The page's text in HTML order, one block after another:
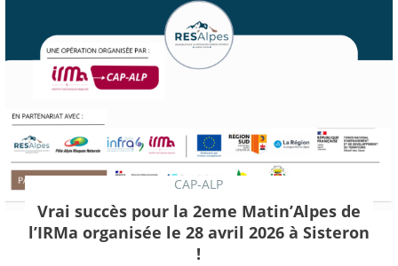
CAP-ALP
Vrai succès pour la 2eme Matin’Alpes de
l’IRMa organisée le 28 avril 2026 à Sisteron
!